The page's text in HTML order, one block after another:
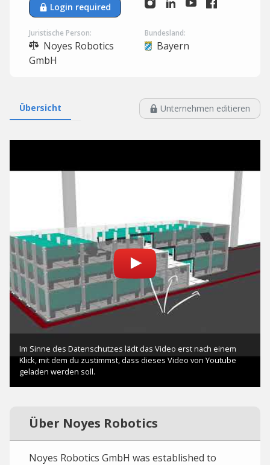
Login required
Juristische Person:
Noyes Robotics
GmbH
Bundesland:
Bayern
Übersicht Unternehmen editieren
Über Noyes Robotics
Noyes Robotics GmbH was established to